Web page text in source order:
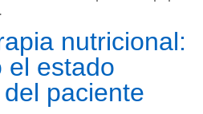
nutricional:
el estado
paciente